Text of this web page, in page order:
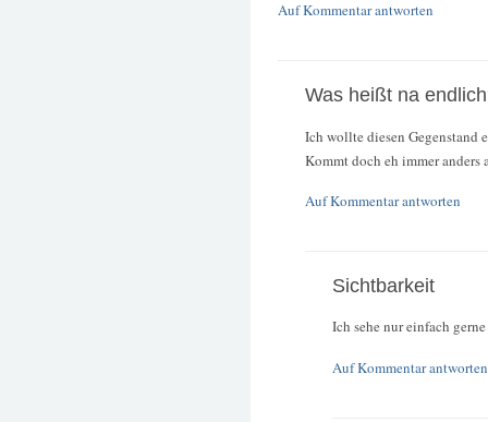
Auf Kommentar antworten
Was heißt na
Ich wollte diesen Gegenstand
Kommt doch eh immer anders
Auf Kommentar antworten
Sichtbarkeit
Ich sehe nur einfach
Auf Kommentar antworten